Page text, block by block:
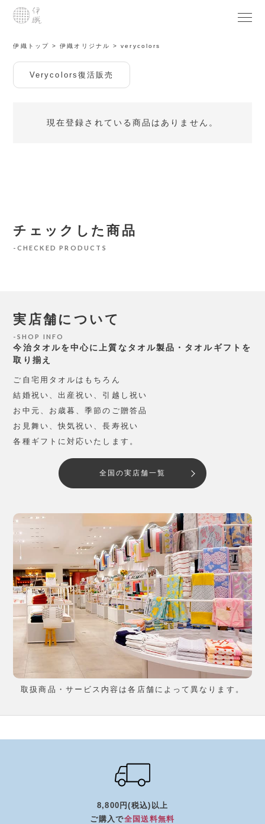
伊織トップ 伊織オリジナル verycolors
Verycolors復活販売
現在登録されている商品はありません。
チェックした商品
CHECKED PRODUCTS
実店舗について
SHOP INFO
今治タオルを中心に上質なタオル製品・タオルギフトを
取り揃え
ご自宅用タオルはもちろん
結婚祝い、出産祝い、引越し祝い
お中元、お歳暮、季節のご贈答品
お見舞い、快気祝い、長寿祝い
各種ギフトに対応いたします。
全国の実店舗一覧
取扱商品・サービス内容は各店舗によって異なります。
8,800円(税込)以上
ご購入で全国送料無料